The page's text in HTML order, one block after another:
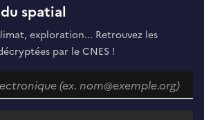
spatial
exploration... Retrouvez les
par le CNES !